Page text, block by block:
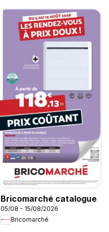
Bricomarché catalogue
05/08 - 15/08/2026
Bricomarché